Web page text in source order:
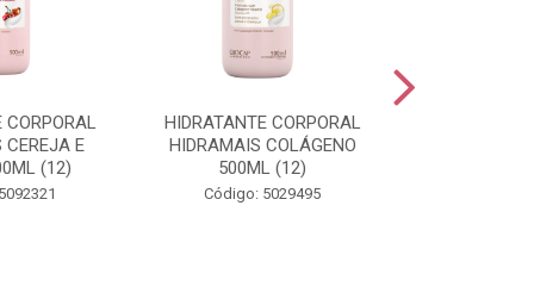
CORPORAL
CEREJA E
(12)
HIDRATANTE CORPORAL
HIDRAMAIS COLÁGENO
500ML (12)
Código: 5029495